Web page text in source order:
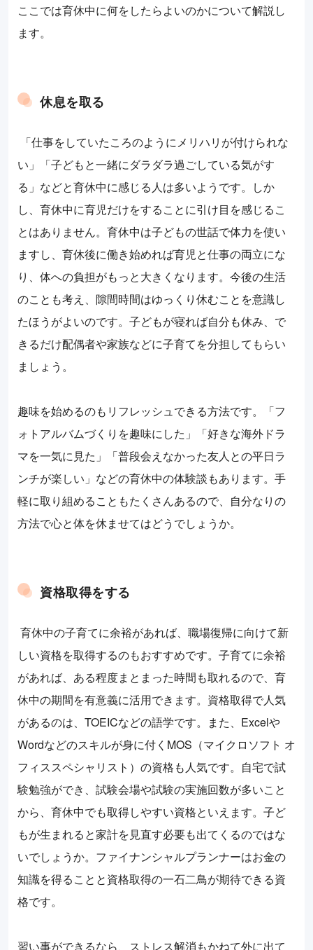
ここでは育休中に何をしたらよいのかについて解説し
ます。
休息を取る
「仕事をしていたころのようにメリハリが付けられな
い」「子どもと一緒にダラダラ過ごしている気がす
る」などと育休中に感じる人は多いようです。しか
し、育休中に育児だけをすることに引け目を感じるこ
とはありません。育休中は子どもの世話で体力を使い
ますし、育休後に働き始めれば育児と仕事の両立にな
り、体への負担がもっと大きくなります。今後の生活
のことも考え、隙間時間はゆっくり休むことを意識し
たほうがよいのです。子どもが寝れば自分も休み、で
きるだけ配偶者や家族などに子育てを分担してもらい
ましょう。
趣味を始めるのもリフレッシュできる方法です。「フ
ォトアルバムづくりを趣味にした」「好きな海外ドラ
マを一気に見た」「普段会えなかった友人との平日ラ
ンチが楽しい」などの育休中の体験談もあります。手
軽に取り組めることもたくさんあるので、自分なりの
方法で心と体を休ませてはどうでしょうか。
資格取得をする
育休中の子育てに余裕があれば、職場復帰に向けて新
しい資格を取得するのもおすすめです。子育てに余裕
があれば、ある程度まとまった時間も取れるので、育
休中の期間を有意義に活用できます。資格取得で人気
があるのは、TOEICなどの語学です。また、Excelや
Wordなどのスキルが身に付くMOS（マイクロソフト オ
フィススペシャリスト）の資格も人気です。自宅で試
験勉強ができ、試験会場や試験の実施回数が多いこと
から、育休中でも取得しやすい資格といえます。子ど
もが生まれると家計を見直す必要も出てくるのではな
いでしょうか。ファイナンシャルプランナーはお金の
知識を得ることと資格取得の一石二鳥が期待できる資
格です。
習い事ができるなら、ストレス解消もかねて外に出て